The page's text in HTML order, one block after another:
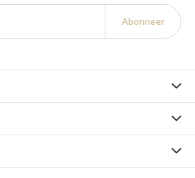
Abonneer